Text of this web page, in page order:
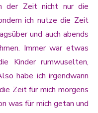
der Zeit nicht nur die
ich nutze die Zeit
und auch abends
Immer war etwas
Kinder rumwuselten,
habe ich irgendwann
Zeit für mich morgens
was für mich getan und